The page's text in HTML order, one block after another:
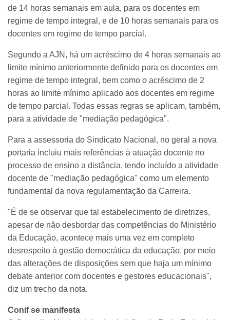
de 14 horas semanais em aula, para os docentes em
regime de tempo integral, e de 10 horas semanais para os
docentes em regime de tempo parcial.
Segundo a AJN, há um acréscimo de 4 horas semanais ao
limite mínimo anteriormente definido para os docentes em
regime de tempo integral, bem como o acréscimo de 2
horas ao limite mínimo aplicado aos docentes em regime
de tempo parcial. Todas essas regras se aplicam, também,
para a atividade de "mediação pedagógica".
Para a assessoria do Sindicato Nacional, no geral a nova
portaria incluiu mais referências à atuação docente no
processo de ensino a distância, tendo incluído a atividade
docente de "mediação pedagógica" como um elemento
fundamental da nova regulamentação da Carreira.
"É de se observar que tal estabelecimento de diretrizes,
apesar de não desbordar das competências do Ministério
da Educação, acontece mais uma vez em completo
desrespeito à gestão democrática da educação, por meio
das alterações de disposições sem que haja um mínimo
debate anterior com docentes e gestores educacionais",
diz um trecho da nota.
Conif se manifesta